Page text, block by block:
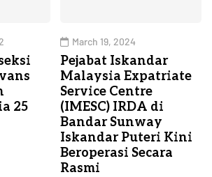
25
March 19, 2024
Pejabat Iskandar
Malaysia Expatriate
Service Centre
(IMESC) IRDA di
Bandar Sunway
Iskandar Puteri Kini
Beroperasi Secara
Rasmi